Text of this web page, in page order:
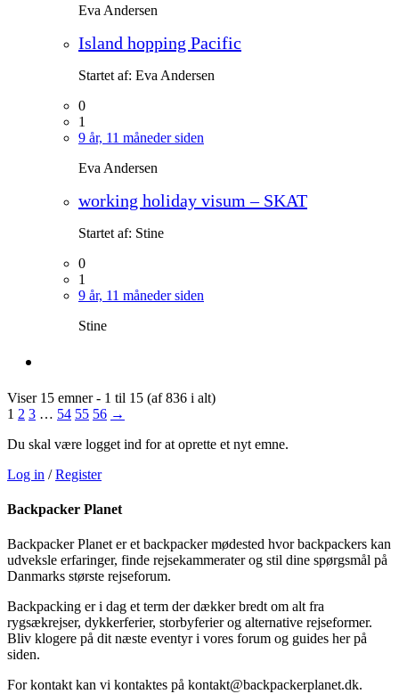
Eva Andersen
Island hopping Pacific
Startet af: Eva Andersen
0
1
9 år, 11 måneder siden
Eva Andersen
working holiday visum – SKAT
Startet af: Stine
0
1
9 år, 11 måneder siden
Stine
Viser 15 emner - 1 til 15 (af 836 i alt)
1 2 3 … 54 55 56 →
Du skal være logget ind for at oprette et nyt emne.
Log in /Register
Backpacker Planet
Backpacker Planet er et backpacker mødested hvor backpackers kan
udveksle erfaringer, finde rejsekammerater og stil dine spørgsmål på
Danmarks største rejseforum.
Backpacking er i dag et term der dækker bredt om alt fra
rygsækrejser, dykkerferier, storbyferier og alternative rejseformer.
Bliv klogere på dit næste eventyr i vores forum og guides her på
siden.
For kontakt kan vi kontaktes på kontakt@backpackerplanet.dk.